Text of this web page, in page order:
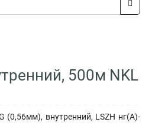
500м NKL
(0,56мм), внутренний, LSZH нг(А)-